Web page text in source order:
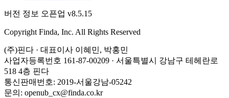
버전 정보 오픈업 v8.5.15
Copyright Finda, Inc. All Rights Reserved
(주)핀다 · 대표이사 이혜민, 박홍민
사업자등록번호 161-87-00209 · 서울특별시 강남구 테헤란로
518 4층 핀다
통신판매번호: 2019-서울강남-05242
문의: openub_cx@finda.co.kr